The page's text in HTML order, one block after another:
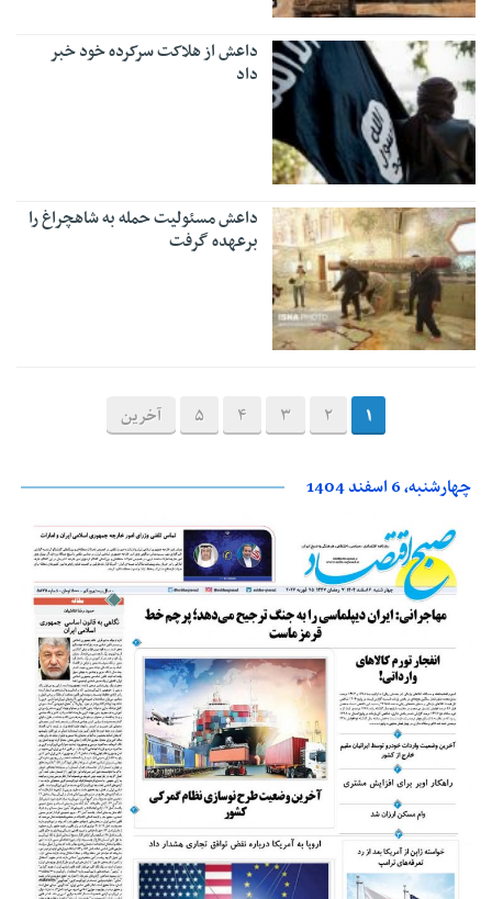
داعش از هلاکت سرکرده خود خبر
داد
داعش مسئولیت حمله به شاهچراغ را
برعهده گرفت
1
2
3
4
5 آخرین
چهارشنبه، 6 اسفند 1404